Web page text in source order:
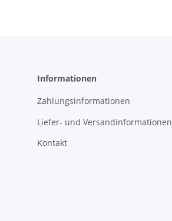
Informationen
Zahlungsinformationen
Liefer- und Versandinformationen
Kontakt